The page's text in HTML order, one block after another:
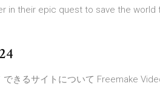
in their epic quest to save the
できるサイトについて Freemake